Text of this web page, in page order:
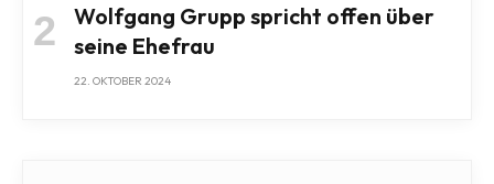
Wolfgang Grupp spricht offen über
seine Ehefrau
22. OKTOBER 2024